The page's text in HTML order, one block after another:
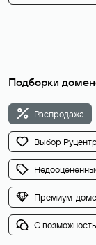
Подборки
Распродажа
Выбор
Премиум-
С